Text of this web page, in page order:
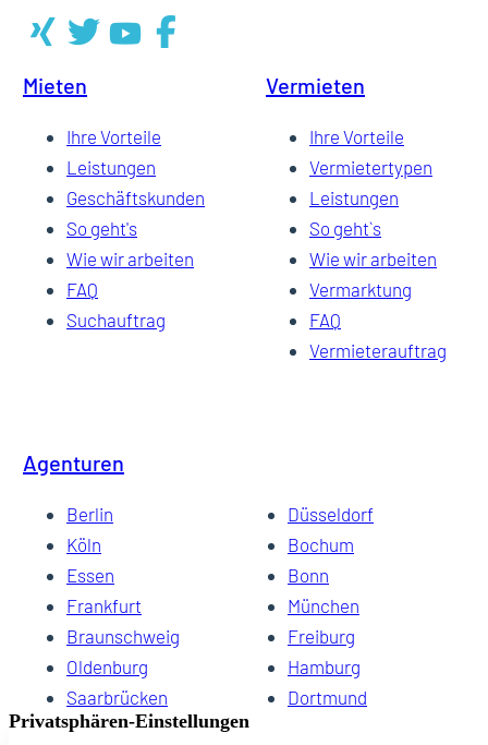
Mieten
Ihre Vorteile
Leistungen
Geschäftskunden
So geht's
Wie wir arbeiten
FAQ
Suchauftrag
Vermieten
Ihre Vorteile
Vermietertypen
Leistungen
So geht`s
Wie wir arbeiten
Vermarktung
FAQ
Vermieterauftrag
Agenturen
Berlin
Düsseldorf
Köln
Bochum
Essen
Bonn
Frankfurt
München
Braunschweig
Freiburg
Oldenburg
Hamburg
Saarbrücken
Dortmund
Hannover